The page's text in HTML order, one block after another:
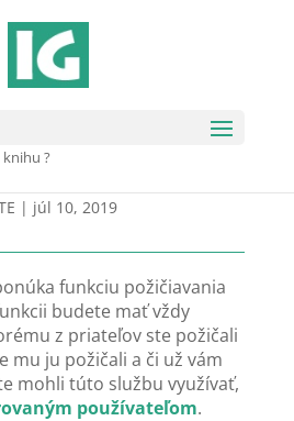
?knihu ?
| júl 10, 2019
funkciu požičiavania
budete mať vždy
z priateľov ste požičali
mu ju požičali a či už vám
mohli túto službu využívať,
používateľom.